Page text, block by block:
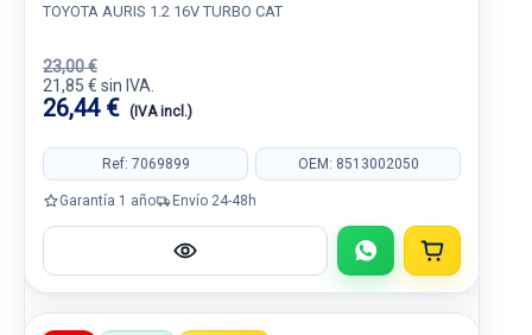
TOYOTA AURIS 1.2 16V TURBO CAT
23,00 €
21,85 € sin IVA.
26,44 € (IVA incl.)
Ref: 7069899 OEM: 8513002050
Garantía 1 año Envío 24-48h